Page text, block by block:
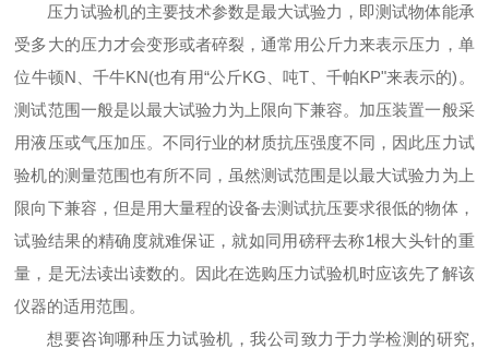
压力试验机的主要技术参数是最大试验力，即测试物体能承
受多大的压力才会变形或者碎裂，通常用公斤力来表示压力，单
位牛顿N、千牛KN(也有用“公斤KG、吨T、千帕KP"来表示的)。
测试范围一般是以最大试验力为上限向下兼容。加压装置一般采
用液压或气压加压。不同行业的材质抗压强度不同，因此压力试
验机的测量范围也有所不同，虽然测试范围是以最大试验力为上
限向下兼容，但是用大量程的设备去测试抗压要求很低的物体，
试验结果的精确度就难保证，就如同用磅秤去称1根大头针的重
量，是无法读出读数的。因此在选购压力试验机时应该先了解该
仪器的适用范围。
想要咨询哪种压力试验机，我公司致力于力学检测的研究,